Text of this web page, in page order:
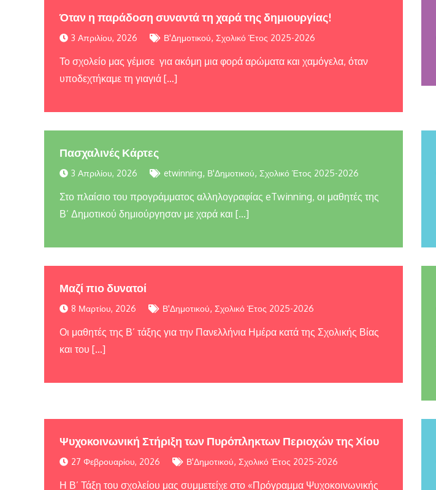
Όταν η παράδοση συναντά τη χαρά της δημιουργίας!
3 Απριλίου, 2026 Β'Δημοτικού, Σχολικό Έτος 2025-2026
Το σχολείο μας γέμισε για ακόμη μια φορά αρώματα και χαμόγελα, όταν
υποδεχτήκαμε τη γιαγιά […]
Πασχαλινές Κάρτες
3 Απριλίου, 2026 etwinning, Β'Δημοτικού, Σχολικό Έτος 2025-2026
Στο πλαίσιο του προγράμματος αλληλογραφίας eTwinning, οι μαθητές της
Β’ Δημοτικού δημιούργησαν με χαρά και […]
Μαζί πιο δυνατοί
8 Μαρτίου, 2026 Β'Δημοτικού, Σχολικό Έτος 2025-2026
Οι μαθητές της Β’ τάξης για την Πανελλήνια Ημέρα κατά της Σχολικής Βίας
και του […]
Ψυχοκοινωνική Στήριξη των Πυρόπληκτων Περιοχών της Χίου
27 Φεβρουαρίου, 2026 Β'Δημοτικού, Σχολικό Έτος 2025-2026
Η Β’ Τάξη του σχολείου μας συμμετείχε στο «Πρόγραμμα Ψυχοκοινωνικής